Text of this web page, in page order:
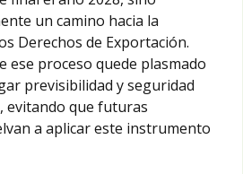
un camino hacia la
Derechos de Exportación.
ese proceso quede plasmado
previsibilidad y seguridad
evitando que futuras
a aplicar este instrumento